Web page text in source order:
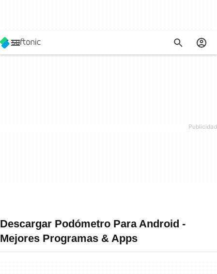
Descargar Podómetro Para Android -
Mejores Programas & Apps